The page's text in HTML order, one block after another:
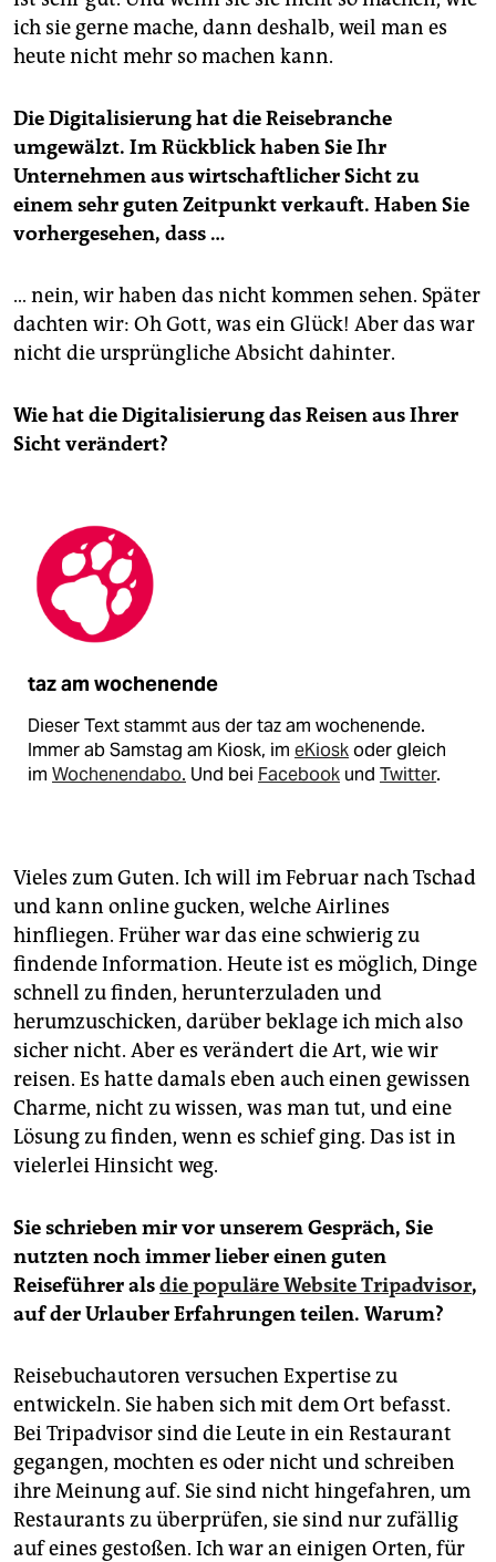
ich sie gerne mache, dann deshalb, weil man es
heute nicht mehr so machen kann.
Die Digitalisierung hat die Reisebranche
umgewälzt. Im Rückblick haben Sie Ihr
Unternehmen aus wirtschaftlicher Sicht zu
einem sehr guten Zeitpunkt verkauft. Haben Sie
vorhergesehen, dass …
… nein, wir haben das nicht kommen sehen. Später
dachten wir: Oh Gott, was ein Glück! Aber das war
nicht die ursprüngliche Absicht dahinter.
Wie hat die Digitalisierung das Reisen aus Ihrer
Sicht verändert?
taz am wochenende
Dieser Text stammt aus der taz am wochenende.
Immer ab Samstag am Kiosk, im eKioskoder gleich
im Wochenendabo. Und bei Facebook und Twitter.
Vieles zum Guten. Ich will im Februar nach Tschad
und kann online gucken, welche Airlines
hinfliegen. Früher war das eine schwierig zu
findende Information. Heute ist es möglich, Dinge
schnell zu finden, herunterzuladen und
herumzuschicken, darüber beklage ich mich also
sicher nicht. Aber es verändert die Art, wie wir
reisen. Es hatte damals eben auch einen gewissen
Charme, nicht zu wissen, was man tut, und eine
Lösung zu finden, wenn es schief ging. Das ist in
vielerlei Hinsicht weg.
Sie schrieben mir vor unserem Gespräch, Sie
nutzten noch immer lieber einen guten
Reiseführer alsdie populäre Website Tripadvisor,
auf der Urlauber Erfahrungen teilen. Warum?
Reisebuchautoren versuchen Expertise zu
entwickeln. Sie haben sich mit dem Ort befasst.
Bei Tripadvisor sind die Leute in ein Restaurant
gegangen, mochten es oder nicht und schreiben
ihre Meinung auf. Sie sind nicht hingefahren, um
Restaurants zu überprüfen, sie sind nur zufällig
auf eines gestoßen. Ich war an einigen Orten, für